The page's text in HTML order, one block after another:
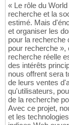
« Le rôle du
recherche et la
estimé. Mais
et organiser les
pour la recherche
pour recherche »,
recherche réelle
des intérêts
nous offrent sera
de leurs ventes
qu'utilisateurs,
de la recherche
Avec ce projet,
et les